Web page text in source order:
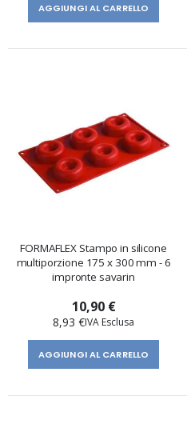
AGGIUNGI AL CARRELLO
FORMAFLEX Stampo in silicone
multiporzione 175 x 300 mm - 6
impronte savarin
10,90 €
8,93 €
AGGIUNGI AL CARRELLO